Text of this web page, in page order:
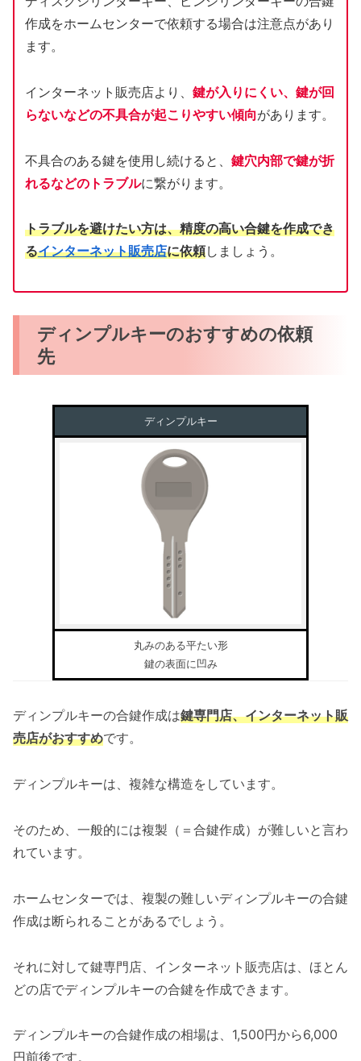
作成をホームセンターで依頼する場合は注意点があり
ます。
インターネット販売店より、 鍵が入りにくい、鍵が回
らないなどの不具合が起こりやすい傾向があります。
不具合のある鍵を使用し続けると、 鍵穴内部で鍵が折
れるなどのトラブルに繋がります。
トラブルを避けたい方は、精度の高い合鍵を作成でき
るインターネット販売店に依頼しましょう。
ディンプルキーのおすすめの依頼
先
ディンプルキー
丸みのある平たい形
鍵の表面に凹み
ディンプルキーの合鍵作成は鍵専門店、インターネット販
売店がおすすめです。
ディンプルキーは、複雑な構造をしています。
そのため、一般的には複製（＝合鍵作成）が難しいと言わ
れています。
ホームセンターでは、複製の難しいディンプルキーの合鍵
作成は断られることがあるでしょう。
それに対して鍵専門店、インターネット販売店は、ほとん
どの店でディンプルキーの合鍵を作成できます。
ディンプルキーの合鍵作成の相場は、1,500円から6,000
円前後です。